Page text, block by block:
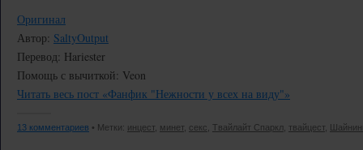
Оригинал
Автор: SaltyOutput
Перевод: Hariester
Помощь с вычиткой: Veon
Читать весь пост «Фанфик "Нежности у всех на виду"»
13 комментариев • Метки: инцест минет секс Твайлайт Спаркл твайцест